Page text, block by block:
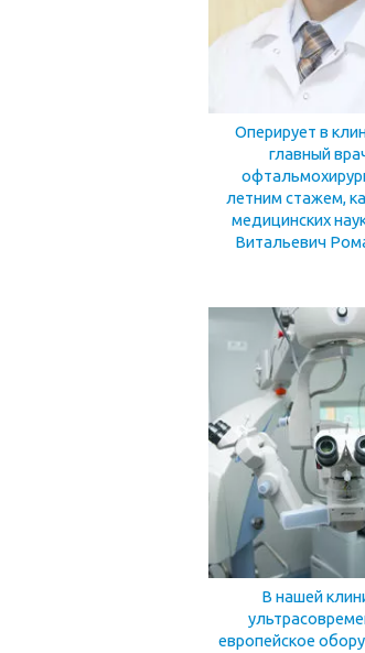
Оперирует в
главный
летним стажем,
медицинских
Витальевич
В нашей
европейское